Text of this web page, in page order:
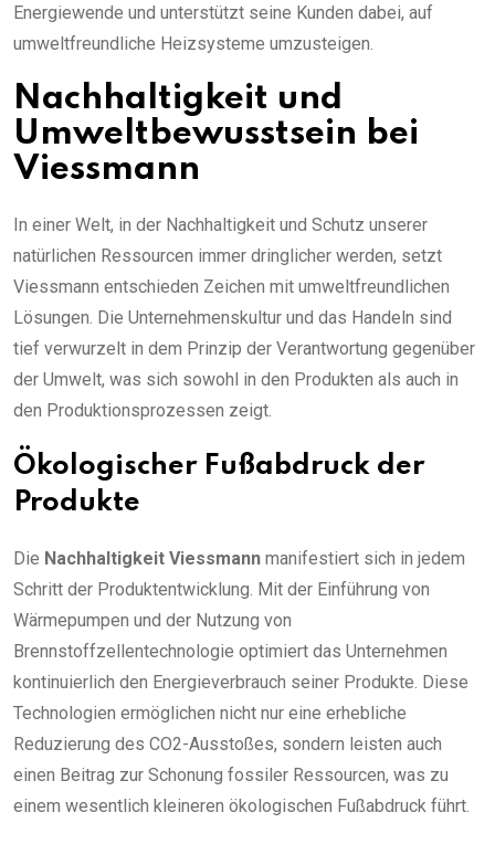
Energiewende und unterstützt seine Kunden dabei, auf
umweltfreundliche Heizsysteme umzusteigen.
Nachhaltigkeit und
Umweltbewusstsein bei
Viessmann
In einer Welt, in der Nachhaltigkeit und Schutz unserer
natürlichen Ressourcen immer dringlicher werden, setzt
Viessmann entschieden Zeichen mit umweltfreundlichen
Lösungen. Die Unternehmenskultur und das Handeln sind
tief verwurzelt in dem Prinzip der Verantwortung gegenüber
der Umwelt, was sich sowohl in den Produkten als auch in
den Produktionsprozessen zeigt.
Ökologischer Fußabdruck der
Produkte
Die Nachhaltigkeit Viessmann manifestiert sich in jedem
Schritt der Produktentwicklung. Mit der Einführung von
Wärmepumpen und der Nutzung von
Brennstoffzellentechnologie optimiert das Unternehmen
kontinuierlich den Energieverbrauch seiner Produkte. Diese
Technologien ermöglichen nicht nur eine erhebliche
Reduzierung des CO2-Ausstoßes, sondern leisten auch
einen Beitrag zur Schonung fossiler Ressourcen, was zu
einem wesentlich kleineren ökologischen Fußabdruck führt.